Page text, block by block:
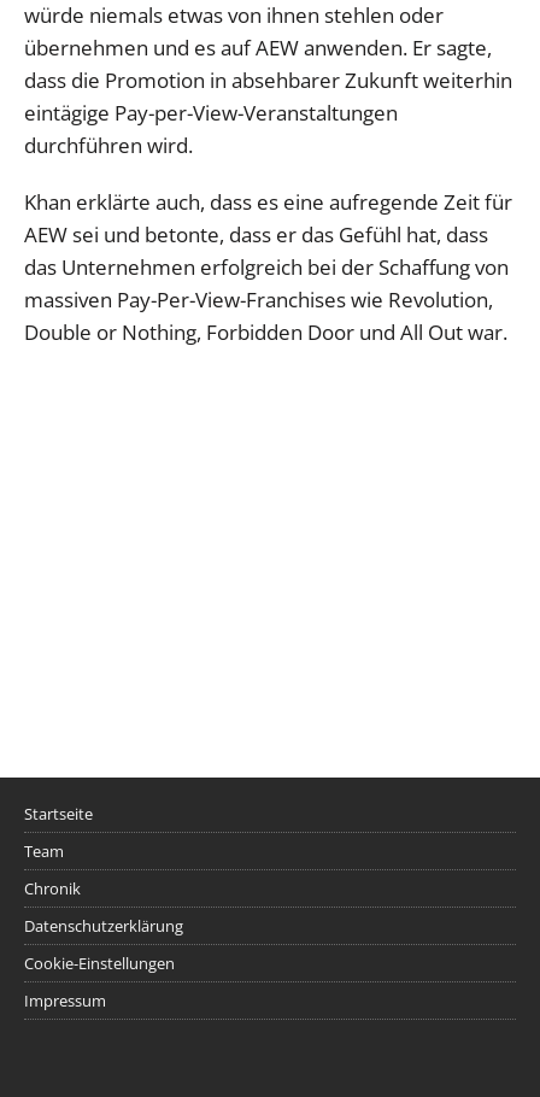
würde niemals etwas von ihnen stehlen oder
übernehmen und es auf AEW anwenden. Er sagte,
dass die Promotion in absehbarer Zukunft weiterhin
eintägige Pay-per-View-Veranstaltungen
durchführen wird.
Khan erklärte auch, dass es eine aufregende Zeit für
AEW sei und betonte, dass er das Gefühl hat, dass
das Unternehmen erfolgreich bei der Schaffung von
massiven Pay-Per-View-Franchises wie Revolution,
Double or Nothing, Forbidden Door und All Out war.
Startseite
Team
Chronik
Datenschutzerklärung
Cookie-Einstellungen
Impressum